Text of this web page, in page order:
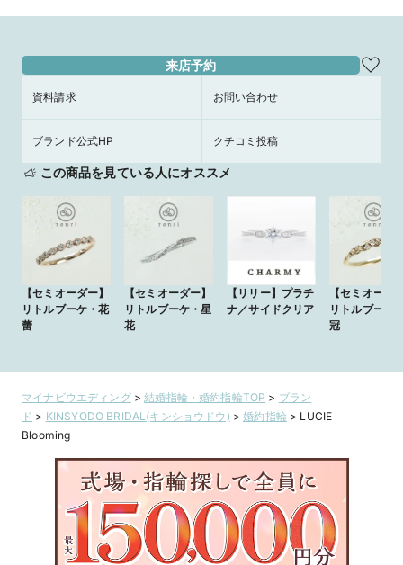
来店予約
資料請求 お問い合わせ
ブランド公式HP クチコミ投稿
この商品を見ている人にオススメ
【セミオーダー】
リトルブーケ・花
蕾
【セミオーダー】
リトルブーケ・星
花
【リリー】プラチ
ナ／サイドクリア
【セミオーダ
リトルブーケ
冠
マイナビウエディング>結婚指輪・婚約指輪TOP > ブラン
ド > KINSYODO BRIDAL(キンショウドウ) >婚約指輪 > LUCIE
Blooming